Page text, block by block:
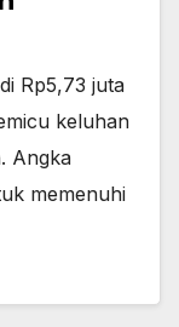
Rp5,73 juta
keluhan
Angka
memenuhi